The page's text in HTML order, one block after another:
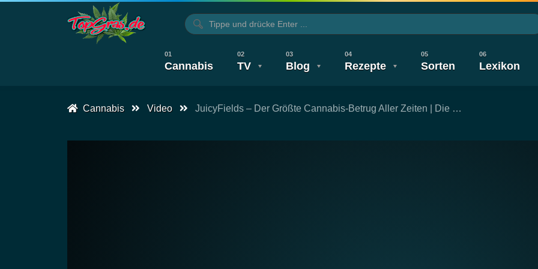
Cannabis TV Blog Rezepte Sorten Lexikon
Cannabis Video JuicyFields – Der Größte Cannabis-Betrug Aller Zeiten | Die …